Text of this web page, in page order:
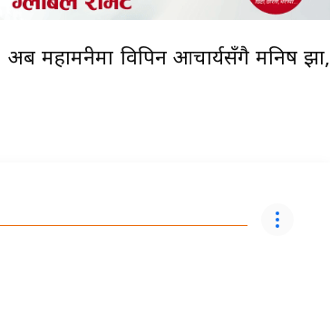
महामन्त्रीमा विपिन आचार्यसँगै मनिष झा,